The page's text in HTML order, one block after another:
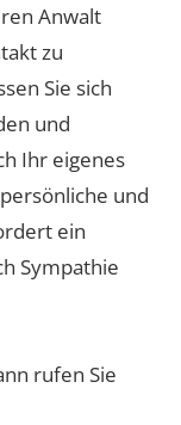
Anwalt
zu
Sie sich
und
Ihr eigenes
und
ein
Sympathie
rufen Sie